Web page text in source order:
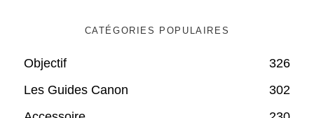
CATÉGORIES POPULAIRES
Objectif
326
Les Guides Canon
302